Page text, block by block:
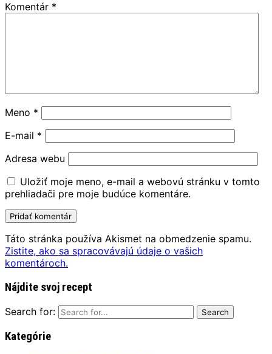
Komentár *
Meno *
E-mail *
Adresa webu
Uložiť moje meno, e-mail a webovú stránku v tomto
prehliadači pre moje budúce komentáre.
Táto stránka používa Akismet na obmedzenie spamu.
Zistite, ako sa spracovávajú údaje o vašich
komentároch.
Nájdite svoj recept
Search for:
Kategórie